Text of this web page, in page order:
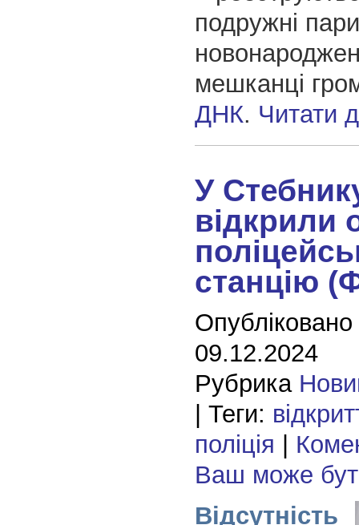
подружні
мешканці
ДНК. Читати
У
відкрили
станцію
09.12.2024
Рубрика
| Теги:
поліція
Ваш може
Відсутність